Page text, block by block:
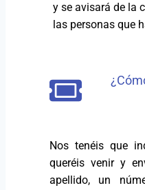
y se avisará de la
las personas que
Nos tenéis que
queréis venir y
apellido, un